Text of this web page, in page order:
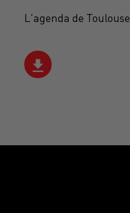
L'agenda de Toulouse